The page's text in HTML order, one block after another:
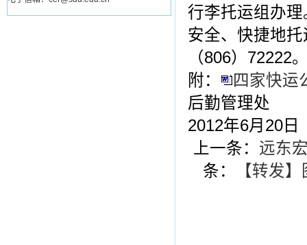
行李托运组办
安全、快捷地
（806）72222
附：
四家快运
后勤管理处
2012年6月20日
上一条： 远东
条：
【转发